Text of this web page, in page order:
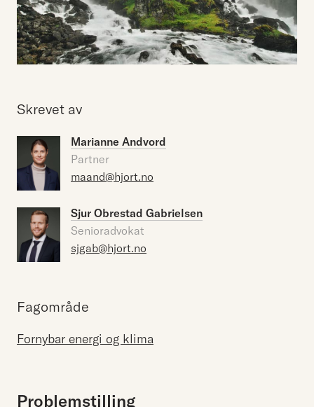
Skrevet av
Marianne Andvord
Partner
maand@hjort.no
Sjur Obrestad Gabrielsen
Senioradvokat
sjgab@hjort.no
Fagområde
Fornybar energi og klima
Problemstilling